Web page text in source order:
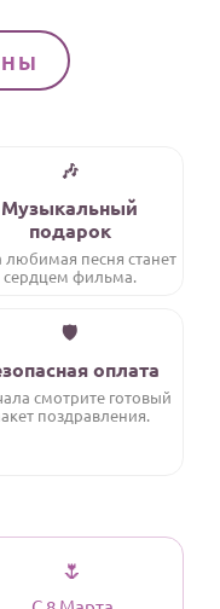
🎶
Музыкальный
подарок
любимая песня станет
сердцем фильма.
🛡️
оплата
смотрите готовый
поздравления.
🌷